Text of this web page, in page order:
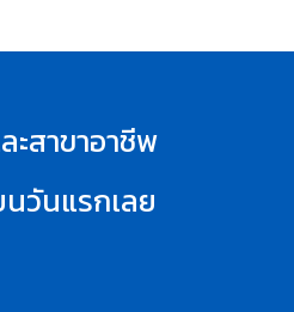
ะสาขาอาชีพ
วันแรกเลย